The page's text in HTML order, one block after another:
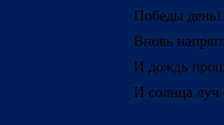
Победы день!
Вновь
И дождь
И солнца луч